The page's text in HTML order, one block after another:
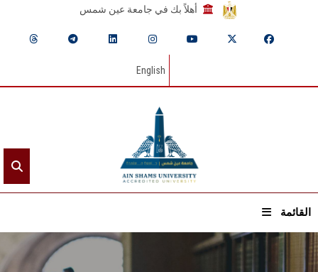
أهلاً بك في جامعة عين شمس
English
القائمة
الرئيسيـة